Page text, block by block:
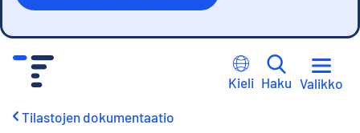
Kieli Haku Valikko
Tilastojen dokumentaatio